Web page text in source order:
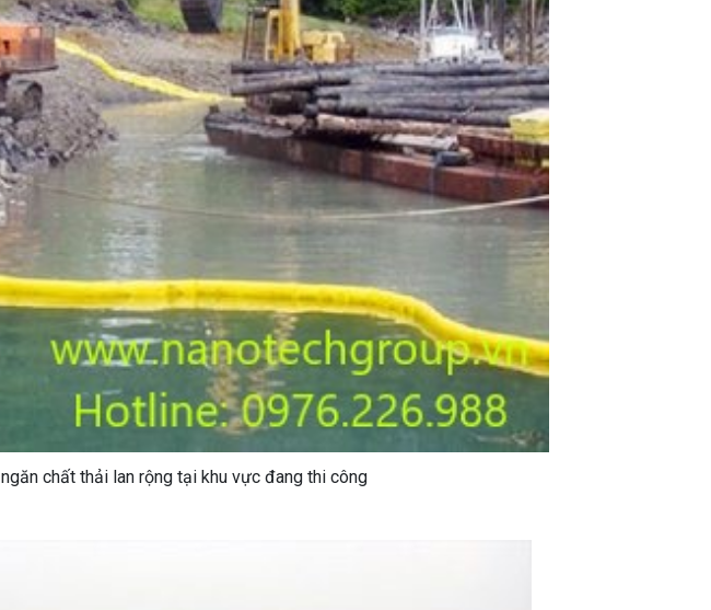
ngăn chất thải lan rộng tại khu vực đang thi công